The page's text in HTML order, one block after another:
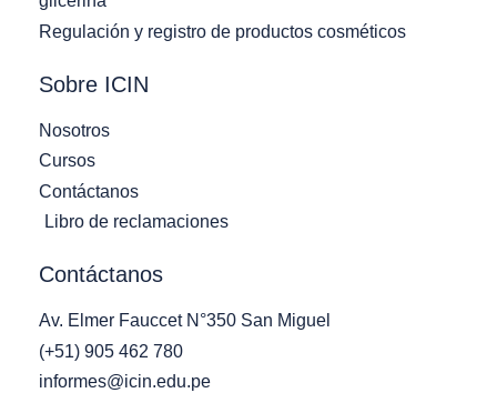
Regulación y registro de productos cosméticos
Sobre ICIN
Nosotros
Cursos
Contáctanos
Libro de reclamaciones
Contáctanos
Av. Elmer Fauccet N°350 San Miguel
(+51) 905 462 780
informes@icin.edu.pe